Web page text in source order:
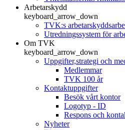
Arbetarskydd
keyboard_arrow_down
TVK:s
Utredningssystem för
Om TVK
keyboard_arrow_down
Uppgifter,strategi och
Medlemmar
TVK 100 år
Kontaktuppgifter
Besök vårt kontor
Logotyp - ID
Respons och
Nyheter